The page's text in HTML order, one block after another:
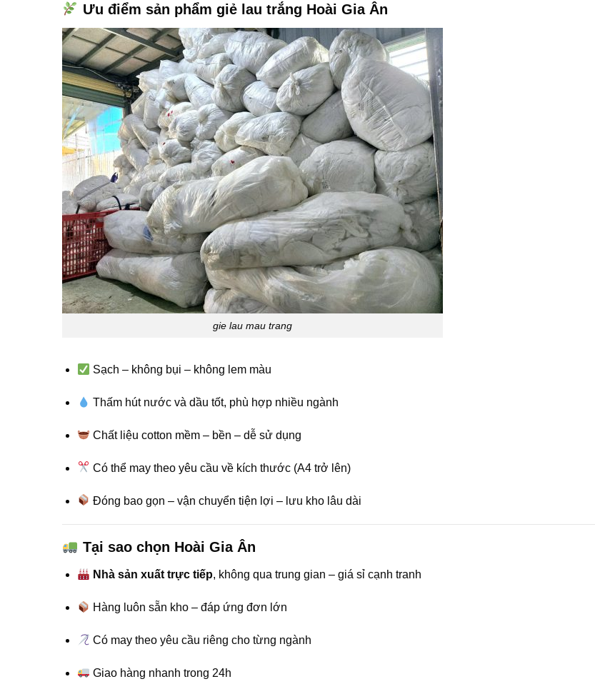
Ưu điểm sản phẩm giẻ lau trắng Hoài Gia Ân
gie lau mau trang
Sạch – không bụi – không lem màu
Thấm hút nước và dầu tốt, phù hợp nhiều ngành
Chất liệu cotton mềm – bền – dễ sử dụng
Có thể may theo yêu cầu về kích thước (A4 trở lên)
Đóng bao gọn – vận chuyển tiện lợi – lưu kho lâu dài
Tại sao chọn Hoài Gia Ân
Nhà sản xuất trực tiếp, không qua trung gian – giá sỉ cạnh tranh
Hàng luôn sẵn kho – đáp ứng đơn lớn
Có may theo yêu cầu riêng cho từng ngành
Giao hàng nhanh trong 24h